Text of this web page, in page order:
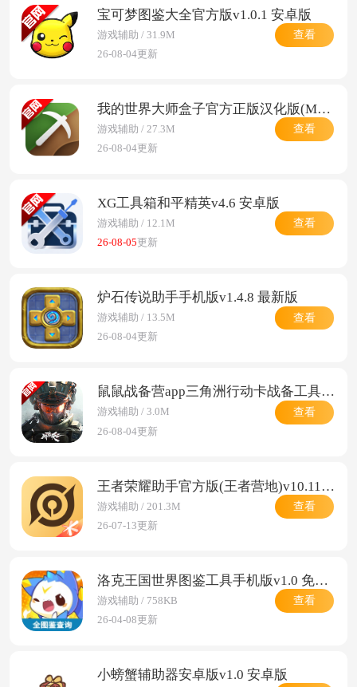
宝可梦图鉴大全官方版v1.0.1 安卓版
游戏辅助 / 31.9M
26-08-04更新
查看
我的世界大师盒子官方正版汉化版(Master for Minecraft PE)v3.08.10 手机版
游戏辅助 / 27.3M
26-08-04更新
查看
XG工具箱和平精英v4.6 安卓版
游戏辅助 / 12.1M
26-08-05更新
查看
炉石传说助手手机版v1.4.8 最新版
游戏辅助 / 13.5M
26-08-04更新
查看
鼠鼠战备营app三角洲行动卡战备工具v1.0.0 安卓版
游戏辅助 / 3.0M
26-08-04更新
查看
王者荣耀助手官方版(王者营地)v10.112.0708 安卓版
游戏辅助 / 201.3M
26-07-13更新
查看
洛克王国世界图鉴工具手机版v1.0 免费版
游戏辅助 / 758KB
26-04-08更新
查看
小螃蟹辅助器安卓版v1.0 安卓版